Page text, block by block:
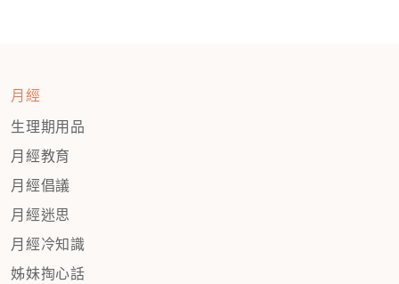
月經
生理期用品
月經教育
月經倡議
月經迷思
月經冷知識
姊妹掏心話